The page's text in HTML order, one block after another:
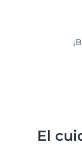
El